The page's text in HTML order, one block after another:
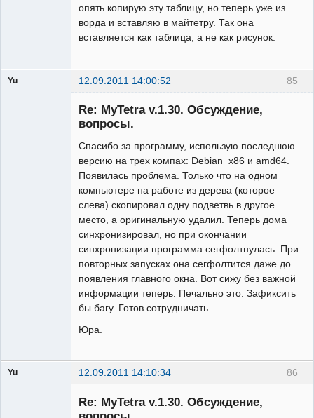
опять копирую эту таблицу, но теперь уже из
ворда и вставляю в майтетру. Так она
вставляется как таблица, а не как рисунок.
85
Yu 12.09.2011 14:00:52
Re: MyTetra v.1.30. Обсуждение,
вопросы.
Спасибо за программу, использую последнюю
версию на трех компах: Debian x86 и amd64.
Появилась проблема. Только что на одном
компьютере на работе из дерева (которое
слева) скопировал одну подветвь в другое
место, а оригинальную удалил. Теперь дома
синхронизировал, но при окончании
синхронизации программа сегфолтнулась. При
повторных запусках она сегфолтится даже до
появления главного окна. Вот сижу без важной
информации теперь. Печально это. Зафиксить
бы багу. Готов сотрудничать.
Юра.
86
Yu 12.09.2011 14:10:34
Re: MyTetra v.1.30. Обсуждение,